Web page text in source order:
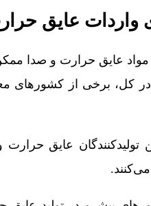
واردات عایق
عایق حرارت و صدا
در کل، برخی از کشورهای
تولیدکنندگان عایق